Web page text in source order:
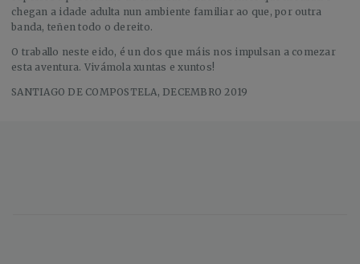
chegan a idade adulta nun ambiente familiar ao que, por outra
banda, teñen todo o dereito.
O traballo neste eido, é un dos que máis nos impulsan a comezar
esta aventura. Vivámola xuntas e xuntos!
SANTIAGO DE COMPOSTELA, DECEMBRO 2019